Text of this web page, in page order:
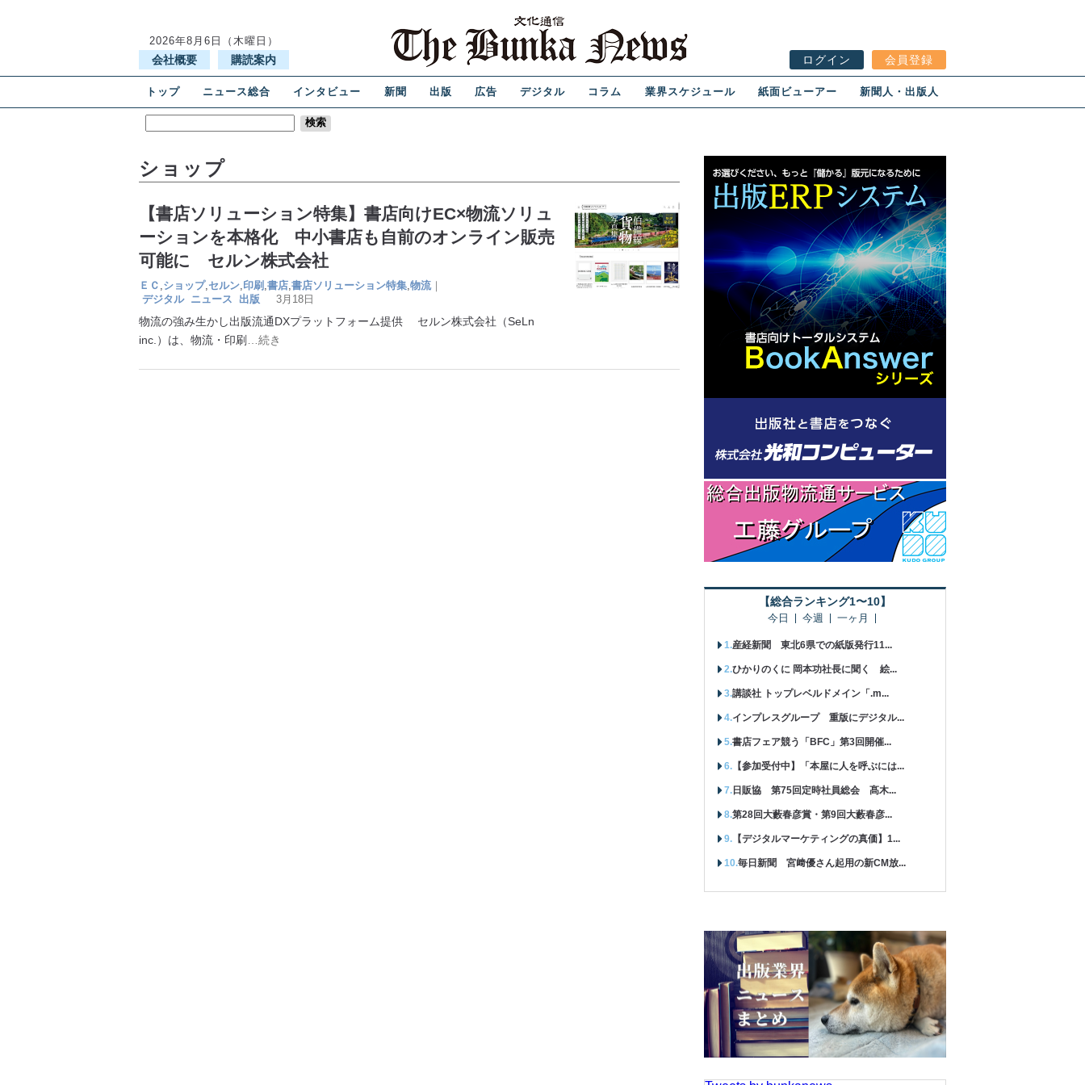
2026年8月6日（木曜日）
会社概要 購読案内 ログイン 会員登録
トップ ニュース総合 インタビュー 新聞 出版 広告 デジタル コラム 業界スケジュール 紙面ビューアー 新聞人・出版人
ショップ
【書店ソリューション特集】書店向けEC×物流ソリュ
ーションを本格化 中小書店も自前のオンライン販売
可能に セルン株式会社
ＥＣ ,ショップ,セルン,印刷 ,書店,書店ソリューション特集,物流｜
デジタル ニュース 出版 3月18日
物流の強み生かし出版流通DXプラットフォーム提供 セルン株式会社（SeLn
inc.）は、物流・印刷
…続き
【総合ランキング1〜10】
今日 今週 一ヶ月
産経新聞 東北6県での紙版発行11...
ひかりのくに 岡本功社長に聞く 絵...
講談社 トップレベルドメイン「.m...
インプレスグループ 重版にデジタル...
書店フェア競う「BFC」第3回開催...
【参加受付中】「本屋に人を呼ぶには...
日販協 第75回定時社員総会 髙木...
第28回大藪春彦賞・第9回大藪春彦...
【デジタルマーケティングの真価】1...
毎日新聞 宮﨑優さん起用の新CM放...